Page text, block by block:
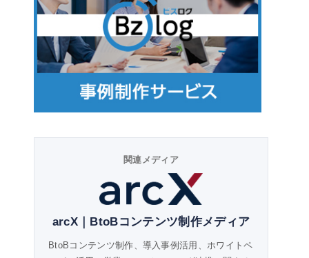
関連メディア
arcX｜BtoBコンテンツ制作メディア
BtoBコンテンツ制作、導入事例活用、ホワイトペ